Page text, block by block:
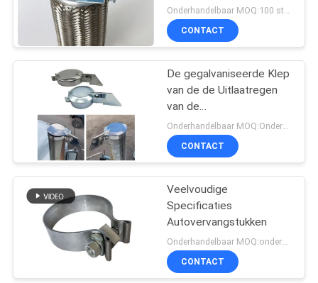
2.5inch van de
Boutuitlaat
Onderhandelbaar MOQ:100 stuks of onderhandeling
CONTACT
De gegalvaniseerde Klep
van de de Uitlaatregen
van de
PlaatGrasmaaimachine
1.0INCH - 8.0INCH
Onderhandelbaar MOQ:Onderhandeling
CONTACT
Veelvoudige
Specificaties
Autovervangstukken
CONTACT